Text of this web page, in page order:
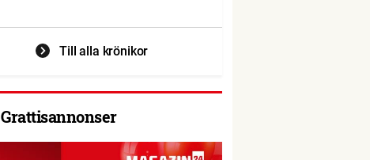
Till alla krönikor
Grattisannonser